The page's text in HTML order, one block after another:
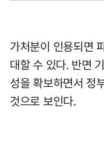
가처분이 인용되면
대할 수 있다. 반면
성을 확보하면서 정
것으로 보인다.